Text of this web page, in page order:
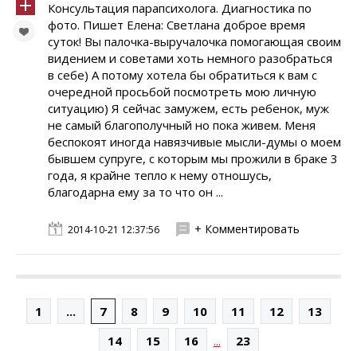
Консультация парапсихолога. Диагностика по
фото. Пишет Елена: Светлана доброе время
суток! Вы палочка-выручалочка помогающая своим
видением и советами хоть немного разобраться
в себе) А потому хотела бы обратиться к вам с
очередной просьбой посмотреть мою личную
ситуацию) Я сейчас замужем, есть ребенок, муж
не самый благополучный но пока живем. Меня
беспокоят иногда навязчивые мысли-думы о моем
бывшем супруге, с которым мы прожили в браке 3
года, я крайне тепло к нему отношусь,
благодарна ему за то что он ...
2014-10-21 12:37:56 + Комментировать
1 ... 7 8 9 10 11 12
13
14
15 16 ... 23